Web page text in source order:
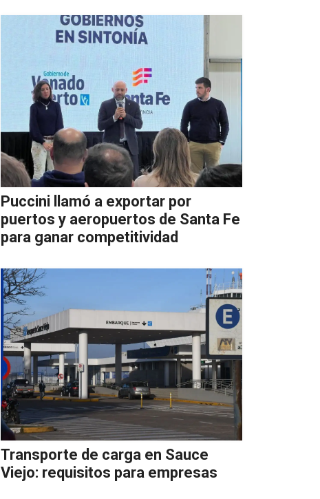
Puccini llamó a exportar por
puertos y aeropuertos de Santa Fe
para ganar competitividad
Transporte de carga en Sauce
Viejo: requisitos para empresas